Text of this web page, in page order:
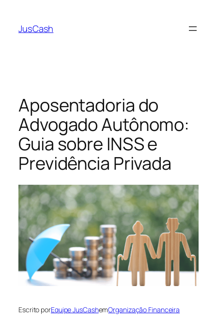
JusCash
Aposentadoria do
Advogado Autônomo:
Guia sobre INSS e
Previdência Privada
Escrito porEquipe JusCashemOrganização Financeira